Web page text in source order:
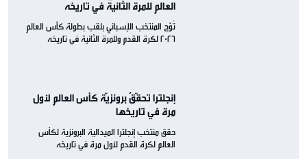
العالم للمرة الثانية في تاريخه
تُوّج المنتخب الإسباني بلقب بطولة كأس العالم
2026 لكرة القدم وللمرة الثانية في تاريخه
إنجلترا تحقّقُ برونزيّة كأس العالم لأول
مرة في تاريخها
حقق منتخب إنجلترا الميدالية البرونزية لكأس
العالم لكرة القدم لأول مرة في تاريخه